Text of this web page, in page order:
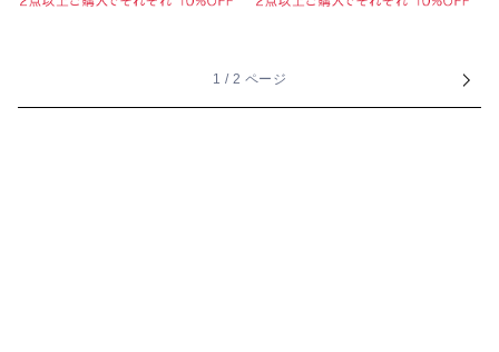
1 / 2 ページ